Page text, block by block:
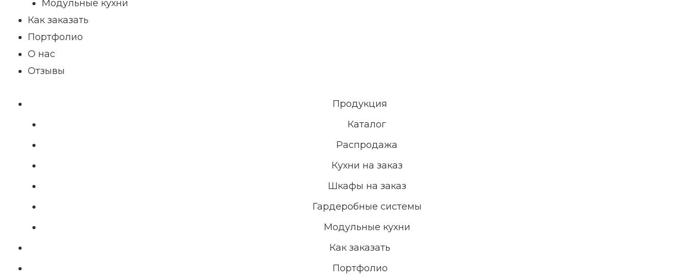
Модульные кухни
Как заказать
Портфолио
О нас
Отзывы
Продукция
Каталог
Распродажа
Кухни на заказ
Шкафы на заказ
Гардеробные системы
Модульные кухни
Как заказать
Портфолио